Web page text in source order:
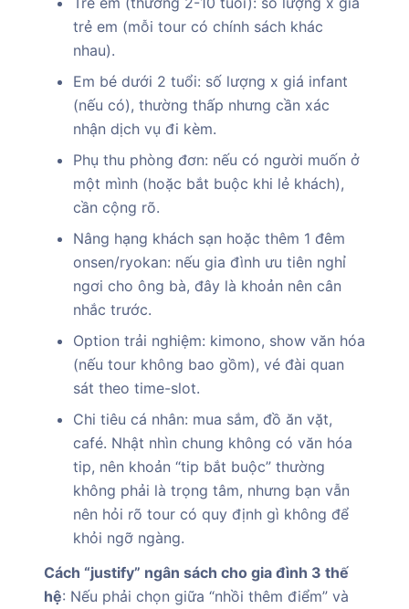
trẻ em (mỗi tour có chính sách khác
nhau).
Em bé dưới 2 tuổi: số lượng x giá infant
(nếu có), thường thấp nhưng cần xác
nhận dịch vụ đi kèm.
Phụ thu phòng đơn: nếu có người muốn ở
một mình (hoặc bắt buộc khi lẻ khách),
cần cộng rõ.
Nâng hạng khách sạn hoặc thêm 1 đêm
onsen/ryokan: nếu gia đình ưu tiên nghỉ
ngơi cho ông bà, đây là khoản nên cân
nhắc trước.
Option trải nghiệm: kimono, show văn hóa
(nếu tour không bao gồm), vé đài quan
sát theo time-slot.
Chi tiêu cá nhân: mua sắm, đồ ăn vặt,
café. Nhật nhìn chung không có văn hóa
tip, nên khoản “tip bắt buộc” thường
không phải là trọng tâm, nhưng bạn vẫn
nên hỏi rõ tour có quy định gì không để
khỏi ngỡ ngàng.
Cách “justify” ngân sách cho gia đình 3 thế
hệ: Nếu phải chọn giữa “nhồi thêm điểm” và